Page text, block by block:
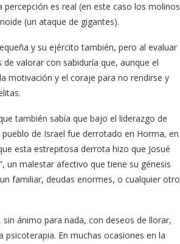
es real (en este caso los molinos
(un ataque de gigantes).
y su ejército también, pero al evaluar
valorar con sabiduría que, aunque el
motivación y el coraje para no rendirse y
también sabía que bajo el liderazgo de
de Israel fue derrotado en Horma, en
esta estrepitosa derrota hizo que Josué
un malestar afectivo que tiene su génesis
familiar, deudas enormes, o cualquier otro
ánimo para nada, con deseos de llorar,
En muchas ocasiones en la